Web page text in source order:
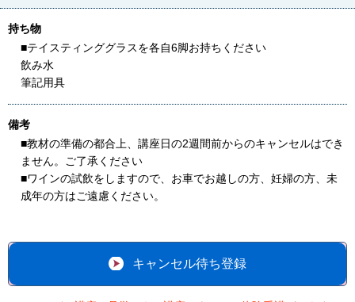
持ち物
■テイスティンググラスを各自6脚お持ちください
飲み水
筆記用具
備考
■教材の準備の都合上、講座日の2週間前からのキャンセルはでき
ません。ご了承ください
■ワインの試飲をしますので、お車でお越しの方、妊婦の方、未
成年の方はご遠慮ください。
キャンセル待ち登録